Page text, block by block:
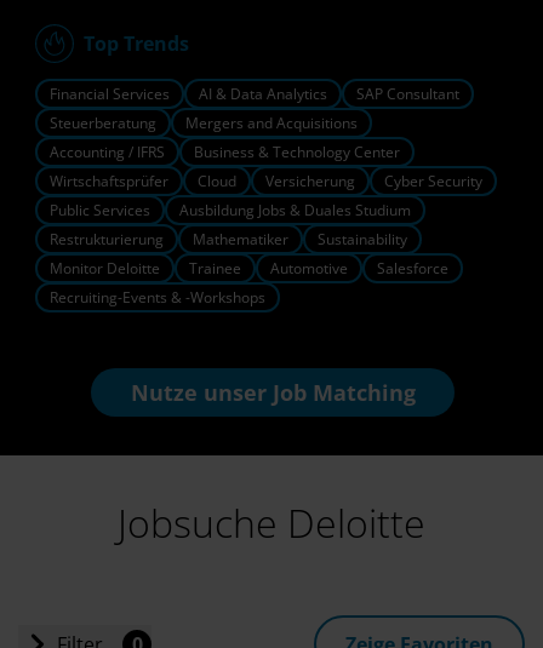
Top Trends
Financial Services AI & Data Analytics
SAP Consultant
Steuerberatung
Mergers and Acquisitions
Accounting / IFRS
Business & Technology Center
Wirtschaftsprüfer
Cloud Versicherung
Cyber Security
Public Services
Ausbildung Jobs & Duales Studium
Restrukturierung
Mathematiker
Sustainability
Monitor Deloitte
Trainee Automotive
Salesforce
Recruiting-Events & -Workshops
Nutze unserJob Matching
Jobsuche Deloitte